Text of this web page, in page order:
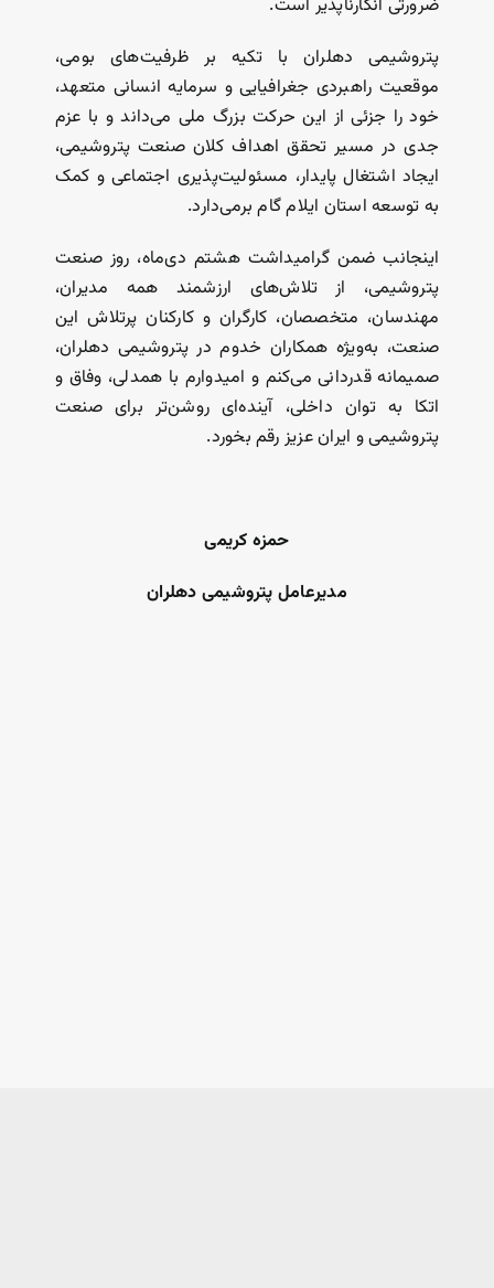
ضرورتی انکارناپذیر است.
پتروشیمی دهلران با تکیه بر ظرفیت‌های بومی،
موقعیت راهبردی جغرافیایی و سرمایه انسانی متعهد،
خود را جزئی از این حرکت بزرگ ملی می‌داند و با عزم
جدی در مسیر تحقق اهداف کلان صنعت پتروشیمی،
ایجاد اشتغال پایدار، مسئولیت‌پذیری اجتماعی و کمک
به توسعه استان ایلام گام برمی‌دارد.
اینجانب ضمن گرامیداشت هشتم دی‌ماه، روز صنعت
پتروشیمی، از تلاش‌های ارزشمند همه مدیران،
مهندسان، متخصصان، کارگران و کارکنان پرتلاش این
صنعت، به‌ویژه همکاران خدوم در پتروشیمی دهلران،
صمیمانه قدردانی می‌کنم و امیدوارم با همدلی، وفاق و
اتکا به توان داخلی، آینده‌ای روشن‌تر برای صنعت
پتروشیمی و ایران عزیز رقم بخورد.
حمزه کریمی
مدیرعامل پتروشیمی دهلران